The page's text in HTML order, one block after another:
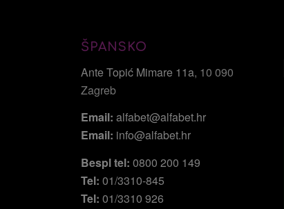
ŠPANSKO
Ante Topić Mimare 11a, 10 090
Zagreb
Email: alfabet@alfabet.hr
Email: info@alfabet.hr
Bespl tel: 0800 200 149
Tel: 01/3310-845
Tel: 01/3310 926